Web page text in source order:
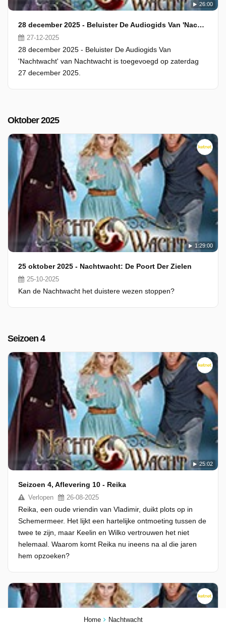
Home Nachtwacht
26:00
28 december 2025 - Beluister De Audiogids Van 'Nachtwacht'
27-12-2025
28 december 2025 - Beluister De Audiogids Van
'Nachtwacht' van Nachtwacht is toegevoegd op zaterdag
27 december 2025.
Oktober 2025
1:29:00
25 oktober 2025 - Nachtwacht: De Poort Der Zielen
25-10-2025
Kan de Nachtwacht het duistere wezen stoppen?
Seizoen 4
25:02
Seizoen 4, Aflevering 10 - Reika
Verlopen 26-08-2025
Reika, een oude vriendin van Vladimir, duikt plots op in
Schemermeer. Het lijkt een hartelijke ontmoeting tussen de
twee te zijn, maar Keelin en Wilko vertrouwen het niet
helemaal. Waarom komt Reika nu ineens na al die jaren
hem opzoeken?